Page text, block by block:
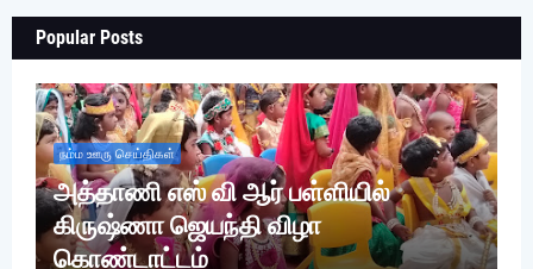
Popular Posts
நம்ம ஊரு செய்திகள்
அத்தாணி எஸ் வி ஆர் பள்ளியில்
கிருஷ்ணா ஜெயந்தி விழா
கொண்டாட்டம்